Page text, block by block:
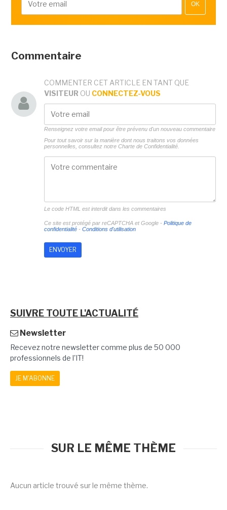
OK
Commentaire
COMMENTER CET ARTICLE EN TANT QUE
VISITEUR OU CONNECTEZ-VOUS
Renseignez votre email pour être prévenu d'un nouveau commentaire
Pour tout savoir sur la manière dont nous traitons vos données
personnelles, consultez notre Charte de Confidentialité.
Le code HTML est interdit dans les commentaires
Ce site est protégé par reCAPTCHA et Google - Politique de
confidentialité- Conditions d'utilisation
SUIVRE TOUTE L'ACTUALITÉ
Newsletter
Recevez notre newsletter comme plus de 50 000
professionnels de l'IT!
JE M'ABONNE
SUR LE MÊME THÈME
Aucun article trouvé sur le même thème.